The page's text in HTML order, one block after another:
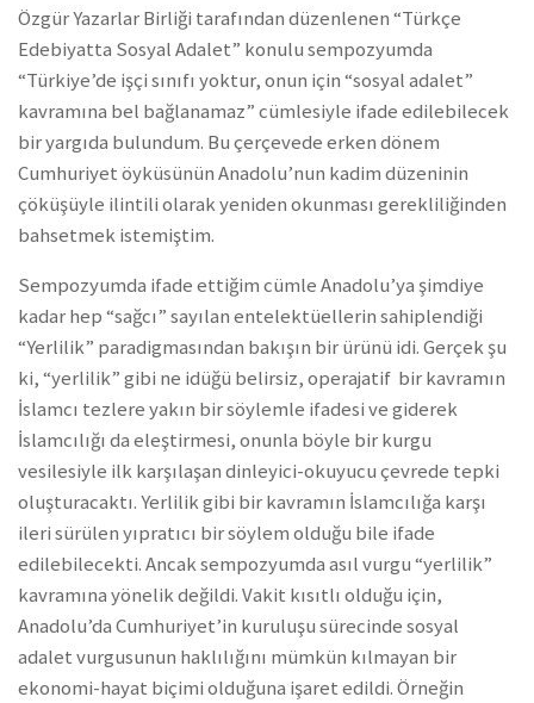
Özgür Yazarlar Birliği tarafından düzenlenen “Türkçe
Edebiyatta Sosyal Adalet” konulu sempozyumda
“Türkiye’de işçi sınıfı yoktur, onun için “sosyal adalet”
kavramına bel bağlanamaz” cümlesiyle ifade edilebilecek
bir yargıda bulundum. Bu çerçevede erken dönem
Cumhuriyet öyküsünün Anadolu’nun kadim düzeninin
çöküşüyle ilintili olarak yeniden okunması gerekliliğinden
bahsetmek istemiştim.
Sempozyumda ifade ettiğim cümle Anadolu’ya şimdiye
kadar hep “sağcı” sayılan entelektüellerin sahiplendiği
“Yerlilik” paradigmasından bakışın bir ürünü idi. Gerçek şu
ki, “yerlilik” gibi ne idüğü belirsiz, operajatif bir kavramın
İslamcı tezlere yakın bir söylemle ifadesi ve giderek
İslamcılığı da eleştirmesi, onunla böyle bir kurgu
vesilesiyle ilk karşılaşan dinleyici-okuyucu çevrede tepki
oluşturacaktı. Yerlilik gibi bir kavramın İslamcılığa karşı
ileri sürülen yıpratıcı bir söylem olduğu bile ifade
edilebilecekti. Ancak sempozyumda asıl vurgu “yerlilik”
kavramına yönelik değildi. Vakit kısıtlı olduğu için,
Anadolu’da Cumhuriyet’in kuruluşu sürecinde sosyal
adalet vurgusunun haklılığını mümkün kılmayan bir
ekonomi-hayat biçimi olduğuna işaret edildi. Örneğin